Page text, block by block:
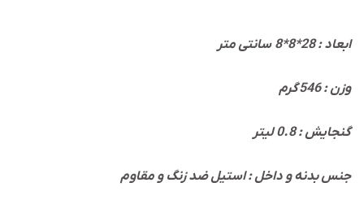
ابعاد : 28*8*8 سانتی متر
وزن : 546گرم
گنجایش : 0.8 لیتر
جنس بدنه و داخل : استیل ضد زنگ و مقاوم